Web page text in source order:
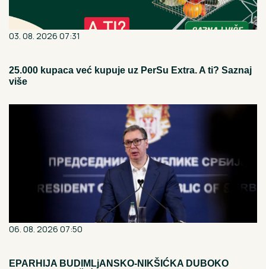
03. 08. 2026 07:31
25.000 kupaca već kupuje uz PerSu Extra. A ti? Saznaj
više
06. 08. 2026 07:50
EPARHIJA BUDIMLjANSKO-NIKŠIĆKA DUBOKO